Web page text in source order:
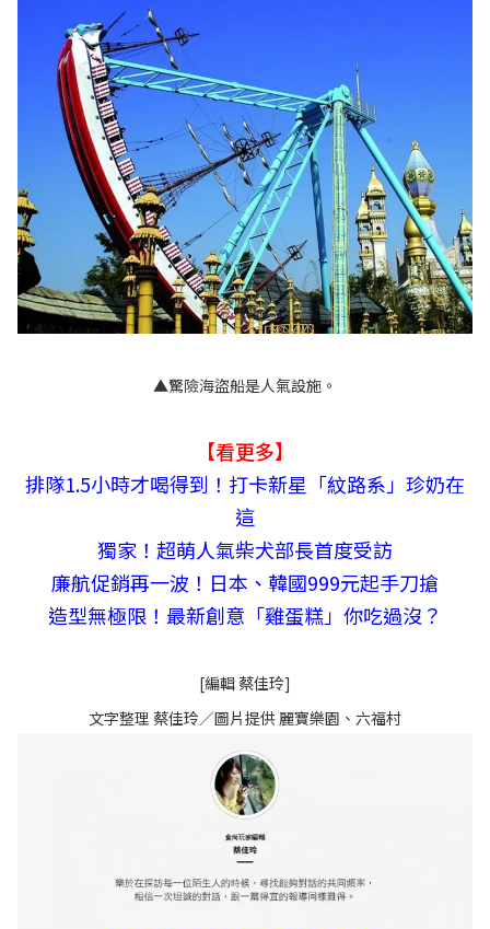
▲驚險海盜船是人氣設施。
【看更多】
排隊1.5小時才喝得到！打卡新星「紋路系」珍奶在
這
獨家！超萌人氣柴犬部長首度受訪
廉航促銷再一波！日本、韓國999元起手刀搶
造型無極限！最新創意「雞蛋糕」你吃過沒？
[編輯 蔡佳玲]
文字整理 蔡佳玲／圖片提供 麗寶樂園、六福村